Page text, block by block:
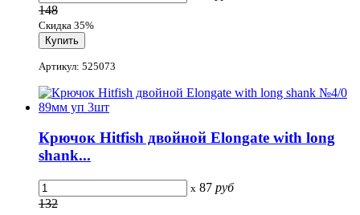
148
Скидка 35%
Артикул: 525073
Крючок Hitfish двойной Elongate with long
shank...
x 87 руб
132